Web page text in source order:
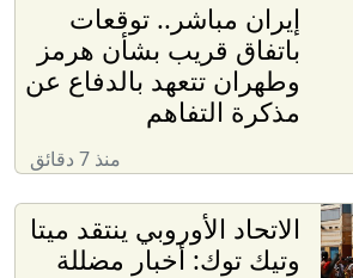
إيران مباشر.. توقعات
باتفاق قريب بشأن هرمز
وطهران تتعهد بالدفاع عن
مذكرة التفاهم
منذ 7 دقائق
الاتحاد الأوروبي ينتقد ميتا
وتيك توك: أخبار مضللة